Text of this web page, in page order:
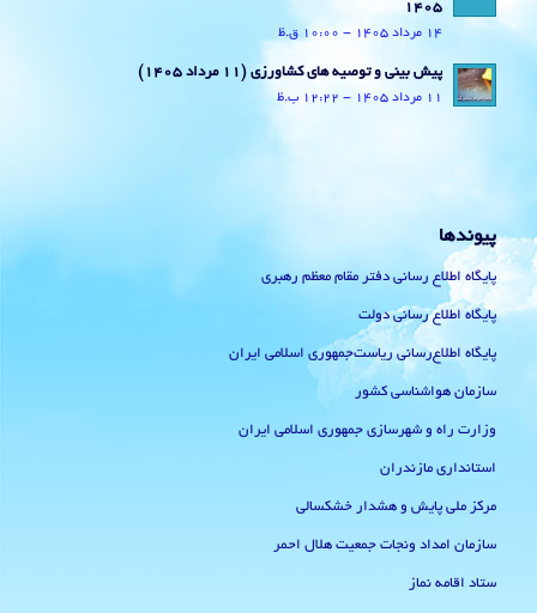
1405
14 مرداد 1405 - 10:00 ق.ظ
پیش بینی و توصیه های کشاورزی (11 مرداد ۱۴۰۵)
11 مرداد 1405 - 12:22 ب.ظ
پیوندها
پایگاه اطلاع رسانی دفتر مقام معظم رهبری
پایگاه اطلاع رسانی دولت
پایگاه اطلاع‌رسانی ریاست‌جمهوری اسلامی ایران
سازمان هواشناسی کشور
وزارت راه و شهرسازی جمهوری اسلامی ایران
استانداری مازندران
مرکز ملی پایش و هشدار خشکسالی
سازمان امداد ونجات جمعیت هلال احمر
ستاد اقامه نماز